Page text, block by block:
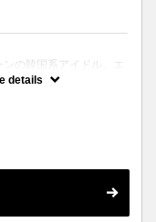
ンの韓国系アイドル、エ
の美魔女も夢中！全ての
ーに対応できる髪質改善
details